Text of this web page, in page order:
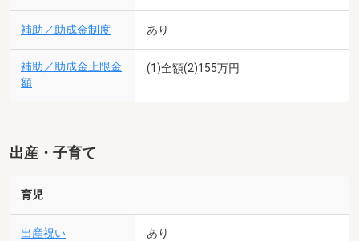
補助／助成金制度 あり
補助／助成金上限金
額
(1)全額(2)155万円
出産・子育て
育児
出産祝い あり